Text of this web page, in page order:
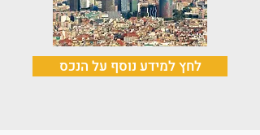
לחץ למידע נוסף על הנכס